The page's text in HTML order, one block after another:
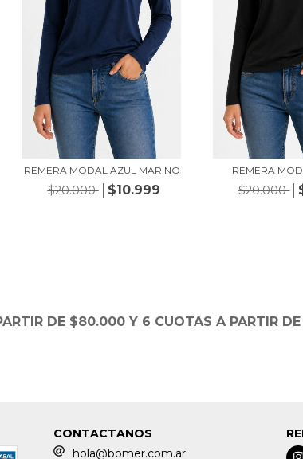
REMERA MODAL AZUL MARINO
$20.000 $10.999
REMERA
$20.000
DE $80.000 Y 6 CUOTAS A PARTIR
CONTACTANOS
hola@bomer.com.ar